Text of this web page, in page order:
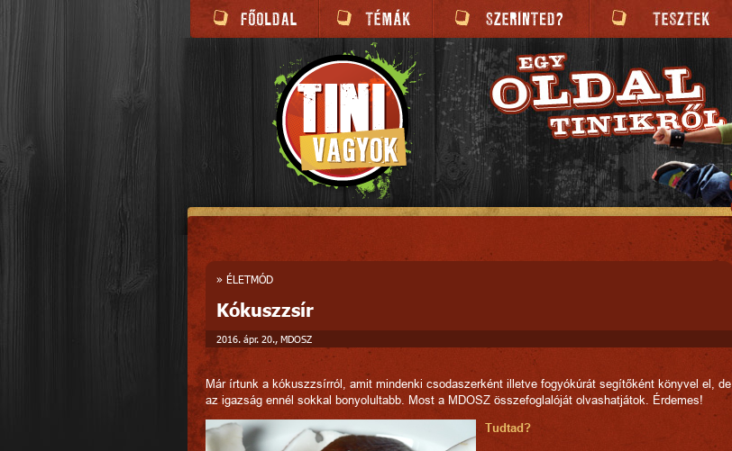
» ÉLETMÓD
Kókuszzsír
2016. ápr. 20., MDOSZ
Már írtunk a kókuszzsírról, amit mindenki csodaszerként illetve fogyókúrát segítőként könyvel el, de
az igazság ennél sokkal bonyolultabb. Most a MDOSZ összefoglalóját olvashatjátok. Érdemes!
Tudtad?